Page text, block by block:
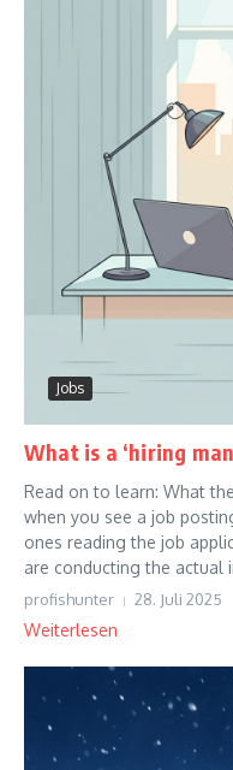
Jobs
What is a ‘hiring
Read on to learn: What
when you see a job
ones reading the job
are conducting the actual
profishunter 28. Juli 2025
Weiterlesen